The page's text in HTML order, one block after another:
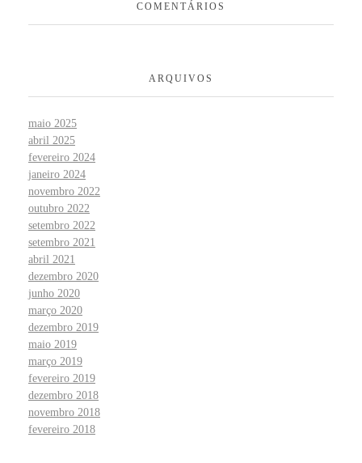
COMENTÁRIOS
ARQUIVOS
maio 2025
abril 2025
fevereiro 2024
janeiro 2024
novembro 2022
outubro 2022
setembro 2022
setembro 2021
abril 2021
dezembro 2020
junho 2020
março 2020
dezembro 2019
maio 2019
março 2019
fevereiro 2019
dezembro 2018
novembro 2018
fevereiro 2018